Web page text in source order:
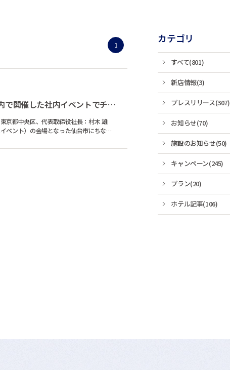
1
コンフォートホテルが認定NPO法人カタリバへ寄付 ～仙台市内で開催した社内イベントでチャリティー活動...
京都中央区、代表取締役社長：村木 雄
ベント）の会場となった仙台市にちな
カテゴリ
すべて(801)
新店情報(3)
プレスリリース(307)
お知らせ(70)
施設のお知らせ(50)
キャンペーン(245)
プラン(20)
ホテル記事(106)